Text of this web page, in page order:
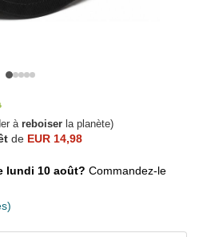
à reboiser la planète)
de EUR 14,98
lundi 10 août? Commandez-le